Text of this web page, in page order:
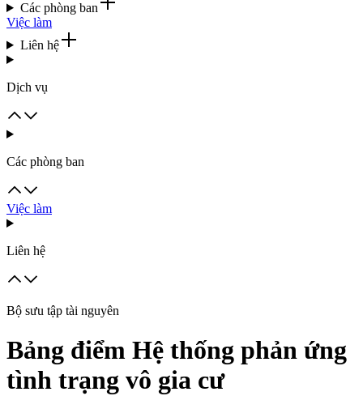
Các phòng ban
Việc làm
Liên hệ
Dịch vụ
Các phòng ban
Việc làm
Liên hệ
Bộ sưu tập tài nguyên
Bảng điểm Hệ thống phản ứng
tình trạng vô gia cư